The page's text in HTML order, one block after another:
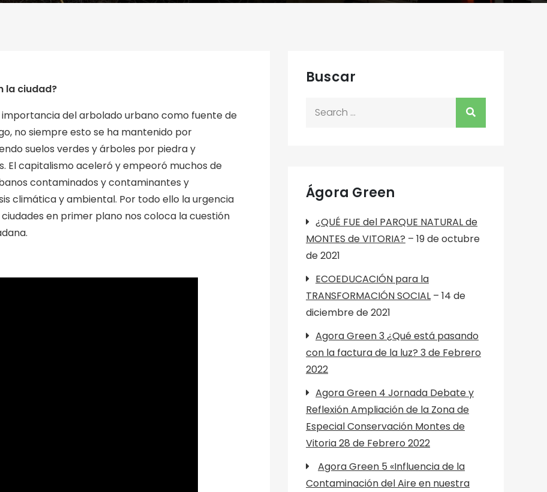
la ciudad?
importancia del arbolado urbano como fuente de
no siempre esto se ha mantenido por
suelos verdes y árboles por piedra y
El capitalismo aceleró y empeoró muchos de
contaminados y contaminantes y
climática y ambiental. Por todo ello la urgencia
en primer plano nos coloca la cuestión
Buscar
Ágora Green
¿QUÉ FUE del PARQUE NATURAL de
MONTES de VITORIA? – 19 de octubre
de 2021
ECOEDUCACIÓN para la
TRANSFORMACIÓN SOCIAL – 14 de
diciembre de 2021
Agora Green 3 ¿Qué está pasando
con la factura de la luz? 3 de Febrero
2022
Agora Green 4 Jornada Debate y
Reflexión Ampliación de la Zona de
Especial Conservación Montes de
Vitoria 28 de Febrero 2022
Agora Green 5 «Influencia de la
Contaminación del Aire en nuestra